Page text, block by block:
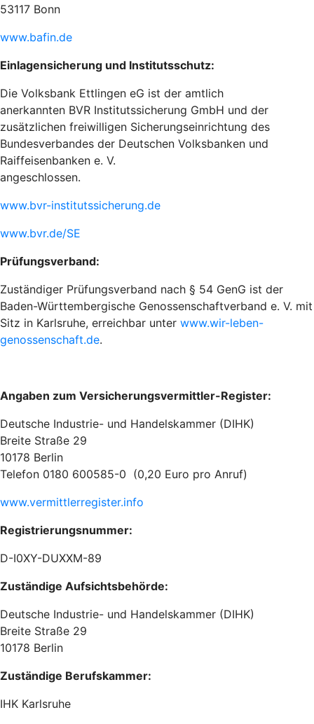
53117 Bonn
www.bafin.de
Einlagensicherung und Institutsschutz:
Die Volksbank Ettlingen eG ist der amtlich
anerkannten BVR Institutssicherung GmbH und der
zusätzlichen freiwilligen Sicherungseinrichtung des
Bundesverbandes der Deutschen Volksbanken und
Raiffeisenbanken e. V.
angeschlossen.
www.bvr-institutssicherung.de
www.bvr.de/SE
Prüfungsverband:
Zuständiger Prüfungsverband nach § 54 GenG ist der
Baden-Württembergische Genossenschaftverband e. V. mit
Sitz in Karlsruhe, erreichbar unter www.wir-leben-
genossenschaft.de.
Angaben zum Versicherungsvermittler-Register:
Deutsche Industrie- und Handelskammer (DIHK)
Breite Straße 29
10178 Berlin
Telefon 0180 600585-0 (0,20 Euro pro Anruf)
www.vermittlerregister.info
Registrierungsnummer:
D-I0XY-DUXXM-89
Zuständige Aufsichtsbehörde:
Deutsche Industrie- und Handelskammer (DIHK)
Breite Straße 29
10178 Berlin
Zuständige Berufskammer:
IHK Karlsruhe